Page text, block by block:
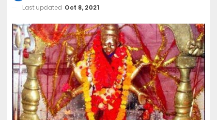
Last updated Oct 8, 2021